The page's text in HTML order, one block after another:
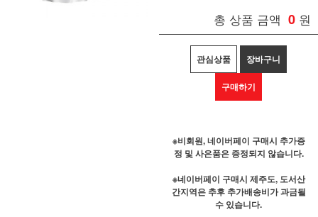
총 상품 금액 0 원
관심상품 장바구니
구매하기
※비회원, 네이버페이 구매시 추가증
정 및 사은품은 증정되지 않습니다.
※네이버페이 구매시 제주도, 도서산
간지역은 추후 추가배송비가 과금될
수 있습니다.